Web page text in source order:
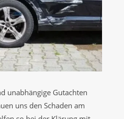
unabhängige Gutachten
uns den Schaden am